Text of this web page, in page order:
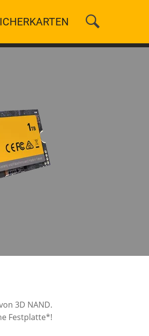
3D NAND.
Festplatte*!